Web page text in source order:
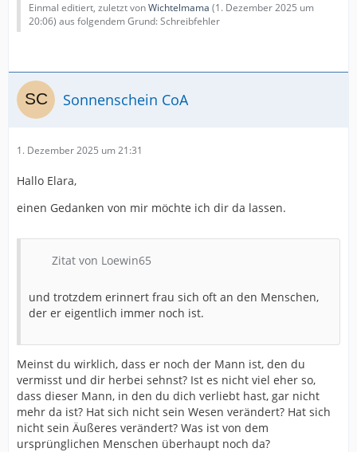
Einmal editiert, zuletzt vonWichtelmama (1. Dezember 2025 um
20:06) aus folgendem Grund: Schreibfehler
Sonnenschein CoA
1. Dezember 2025 um 21:31
Hallo Elara,
einen Gedanken von mir möchte ich dir da lassen.
Zitat von Loewin65
und trotzdem erinnert frau sich oft an den Menschen,
der er eigentlich immer noch ist.
Meinst du wirklich, dass er noch der Mann ist, den du
vermisst und dir herbei sehnst? Ist es nicht viel eher so,
dass dieser Mann, in den du dich verliebt hast, gar nicht
mehr da ist? Hat sich nicht sein Wesen verändert? Hat sich
nicht sein Äußeres verändert? Was ist von dem
ursprünglichen Menschen überhaupt noch da?